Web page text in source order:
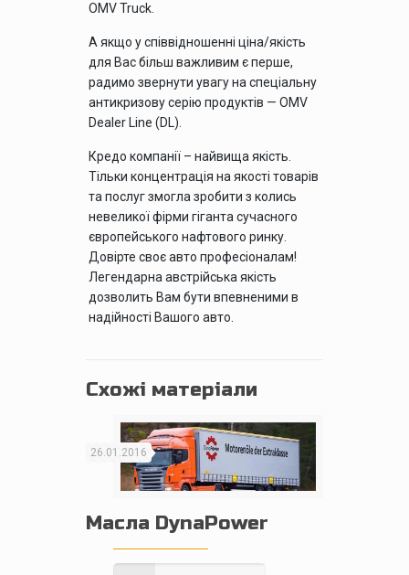
OMV Truck.
А якщо у співвідношенні ціна/якість
для Вас більш важливим є перше,
радимо звернути увагу на спеціальну
антикризову серію продуктів — OMV
Dealer Line (DL).
Кредо компанії – найвища якість.
Тільки концентрація на якості товарів
та послуг змогла зробити з колись
невеликої фірми гіганта сучасного
європейського нафтового ринку.
Довірте своє авто професіоналам!
Легендарна австрійська якість
дозволить Вам бути впевненими в
надійності Вашого авто.
Схожі матеріали
26.01.2016
Масла DynaPower